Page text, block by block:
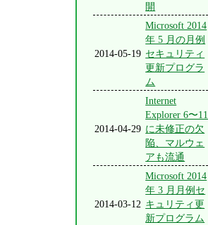
開
2014-05-19
Microsoft 2014
年 5 月の月例
セキュリティ
更新プログラ
ム
2014-04-29
Internet
Explorer 6〜11
に未修正の欠
陥、マルウェ
アも流通
2014-03-12
Microsoft 2014
年 3 月月例セ
キュリティ更
新プログラム